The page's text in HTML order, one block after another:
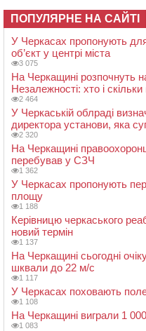
ПОПУЛЯРНЕ НА САЙТІ
У Черкасах пропонують для
об’єкт у центрі міста
3 075
На Черкащині розпочнуть
Незалежності: хто і
2 464
У Черкаській облраді
директора установи, яка
2 320
На Черкащині
перебував у СЗЧ
1 362
У Черкасах пропонують
площу
1 188
Керівницю черкаського
новий термін
1 137
На Черкащині сьогодні
шквали до 22 м/с
1 117
У Черкасах поховають
1 108
На Черкащині виграли 1
1 083